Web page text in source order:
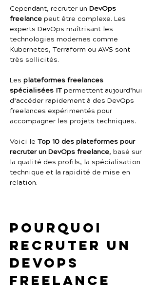
Cependant, recruter un DevOps
freelance peut être complexe. Les
experts DevOps maîtrisant les
technologies modernes comme
Kubernetes, Terraform ou AWS sont
très sollicités.
Les plateformes freelances
spécialisées IT permettent aujourd’hui
d’accéder rapidement à des DevOps
freelances expérimentés pour
accompagner les projets techniques.
Voici le Top 10 des plateformes pour
recruter un DevOps freelance, basé sur
la qualité des profils, la spécialisation
technique et la rapidité de mise en
relation.
Pourquoi
recruter un
DevOps
freelance